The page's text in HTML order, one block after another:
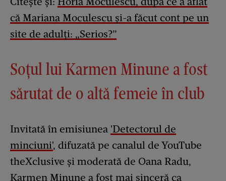
că Mariana Moculescu și-a făcut cont pe un
site de adulți: „Serios?”
Soțul lui Karmen Minune a fost
sărutat de o altă femeie în club
Invitată în emisiunea 'Detectorul de
minciuni', difuzată pe canalul de YouTube
theXclusive și moderată de Oana Radu,
Karmen Minune a fost mai sinceră ca